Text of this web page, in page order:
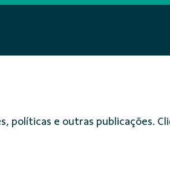
políticas e outras publicações.